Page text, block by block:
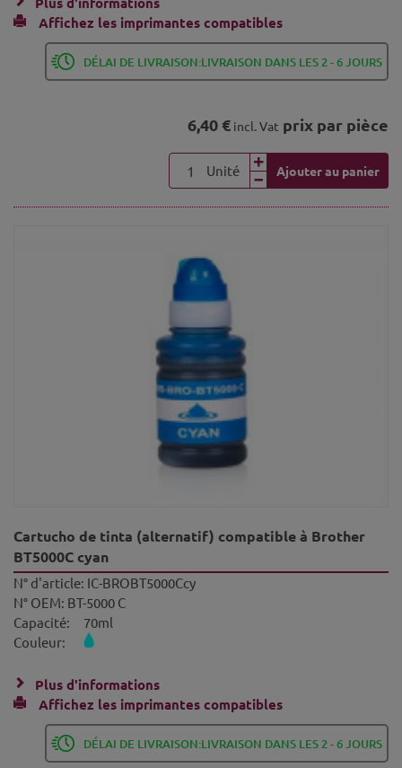
Affichez les imprimantes compatibles
DÉLAI DE LIVRAISON:LIVRAISON DANS LES 2 - 6 JOURS
6,40 € incl. Vat prix par pièce
Unité Ajouter au panier
Cartucho de tinta (alternatif) compatible à Brother
BT5000C cyan
N° d'article: IC-BROBT5000Ccy
N° OEM: BT-5000 C
Capacité:
70ml
Couleur:
Plus d'informations
Affichez les imprimantes compatibles
DÉLAI DE LIVRAISON:LIVRAISON DANS LES 2 - 6 JOURS